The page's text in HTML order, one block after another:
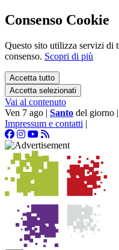
Consenso Cookie
Questo sito utilizza servizi di
consenso. Scopri di più
Accetta tutto
Accetta selezionati
Vai al contenuto
Ven 7 ago | Santo del giorno |
Impressum e contatti |